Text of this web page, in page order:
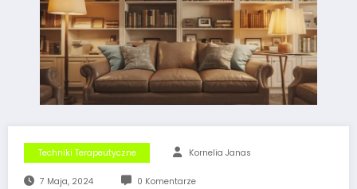
Techniki Terapeutyczne Kornelia Janas
7 Maja, 2024 0 Komentarze